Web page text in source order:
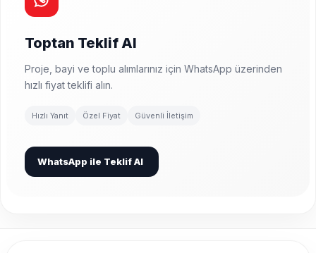
Toptan Teklif Al
Proje, bayi ve toplu alımlarınız için WhatsApp üzerinden
hızlı fiyat teklifi alın.
Hızlı Yanıt Özel Fiyat Güvenli İletişim
WhatsApp ile Teklif Al